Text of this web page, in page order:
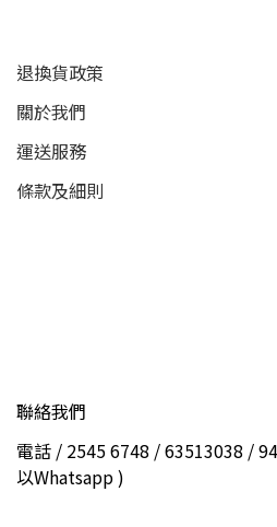
退換貨政策
關於我們
運送服務
條款及細則
聯絡我們
電話 / 2545 6748 / 63513038 /
以Whatsapp )